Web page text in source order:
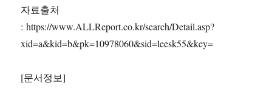
자료출처
: https://www.ALLReport.co.kr/search/Detail.asp?
xid=a&kid=b&pk=10978060&sid=leesk55&key=
[문서정보]